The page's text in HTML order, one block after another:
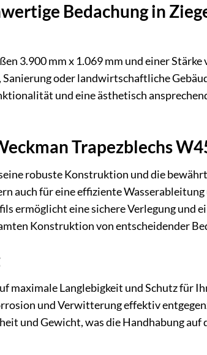
Bedachung in
3.900 mm x 1.069 mm und einer Stärke
oder landwirtschaftliche
und eine ästhetisch
Trapezblechs
robuste Konstruktion und die
auch für eine effiziente
ermöglicht eine sichere Verlegung und
Konstruktion von entscheidender
maximale Langlebigkeit und Schutz für
und Verwitterung effektiv
und Gewicht, was die Handhabung